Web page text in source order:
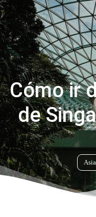
Asia
Cómo ir
de